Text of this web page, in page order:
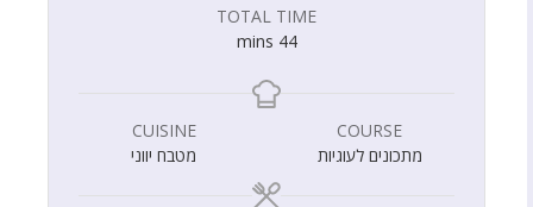
TOTAL TIME
44
mins
COURSE
מתכונים לעוגיות
CUISINE
מטבח יווני